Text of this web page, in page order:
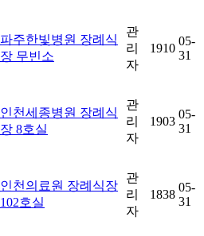
파주한빛병원 장례식
장 무빈소
관
리
자
1910
05-
31
인천세종병원 장례식
장 8호실
관
리
자
1903
05-
31
인천의료원 장례식장
102호실
관
리
자
1838
05-
31